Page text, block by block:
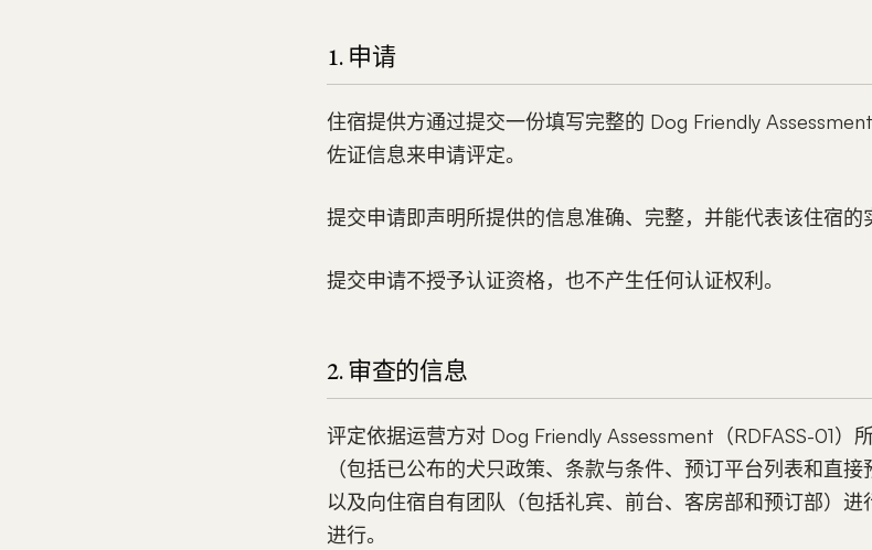
1. 申请
住宿提供方通过提交一份填写完整的 Dog Friendly
佐证信息来申请评定。
提交申请即声明所提供的信息准确、完整，并能代表该住宿的
提交申请不授予认证资格，也不产生任何认证权利。
2. 审查的信息
评定依据运营方对 Dog Friendly Assessment（RDFASS-01）
（包括已公布的犬只政策、条款与条件、预订平台列表和直接
以及向住宿自有团队（包括礼宾、前台、客房部和预订部）
进行。